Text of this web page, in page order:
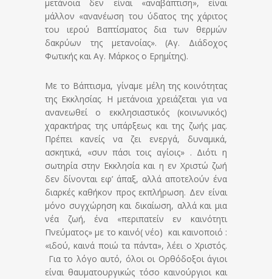
μετάνοια δεν είναι «αναβάπτιση», είναι
μάλλον «ανανέωση του ύδατος της χάριτος
του ιερού Βαπτίσματος δια των θερμών
δακρύων της μετανοίας». (Αγ. Διάδοχος
Φωτικής και Αγ. Μάρκος ο Ερημίτης).
Με το Βάπτισμα, γίναμε μέλη της κοινότητας
της Εκκλησίας. Η μετάνοια χρειάζεται για να
ανανεωθεί ο εκκλησιαστικός (κοινωνικός)
χαρακτήρας της υπάρξεως και της ζωής μας.
Πρέπει κανείς να ζει ενεργά, δυναμικά,
ασκητικά, «συν πάσι τοις αγίοις» . Διότι η
σωτηρία στην Εκκλησία και η εν Χριστώ ζωή
δεν δίνονται εφ’ άπαξ, αλλά αποτελούν ένα
διαρκές καθήκον προς εκπλήρωση. Δεν είναι
μόνο συγχώρηση και δικαίωση, αλλά και μια
νέα ζωή, ένα «περιπατείν εν καινότητι
Πνεύματος» με το καινό( νέο) και καινοποιό :
«ιδού, καινά ποιώ τα πάντα», λέει ο Χριστός.
Για το λόγο αυτό, όλοι οι Ορθόδοξοι άγιοι
είναι θαυματουργικώς τόσο καινούργιοι και